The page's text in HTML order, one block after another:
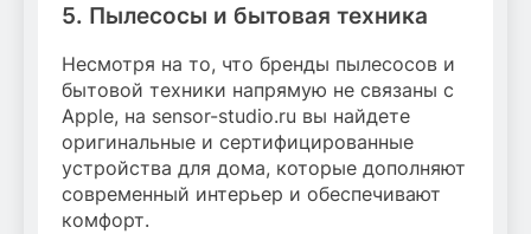
5. Пылесосы и бытовая техника
Несмотря на то, что бренды пылесосов и
бытовой техники напрямую не связаны с
Apple, на sensor-studio.ru вы найдете
оригинальные и сертифицированные
устройства для дома, которые дополняют
современный интерьер и обеспечивают
комфорт.